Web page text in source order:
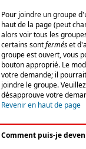
Pour joindre un groupe
haut de la page (peut
alors voir tous les
certains sontferméset
groupe est ouvert, vous
bouton approprié. Le
votre demande; il
joindre le groupe.
désapprouve votre
Revenir en haut de page
Comment puis-je